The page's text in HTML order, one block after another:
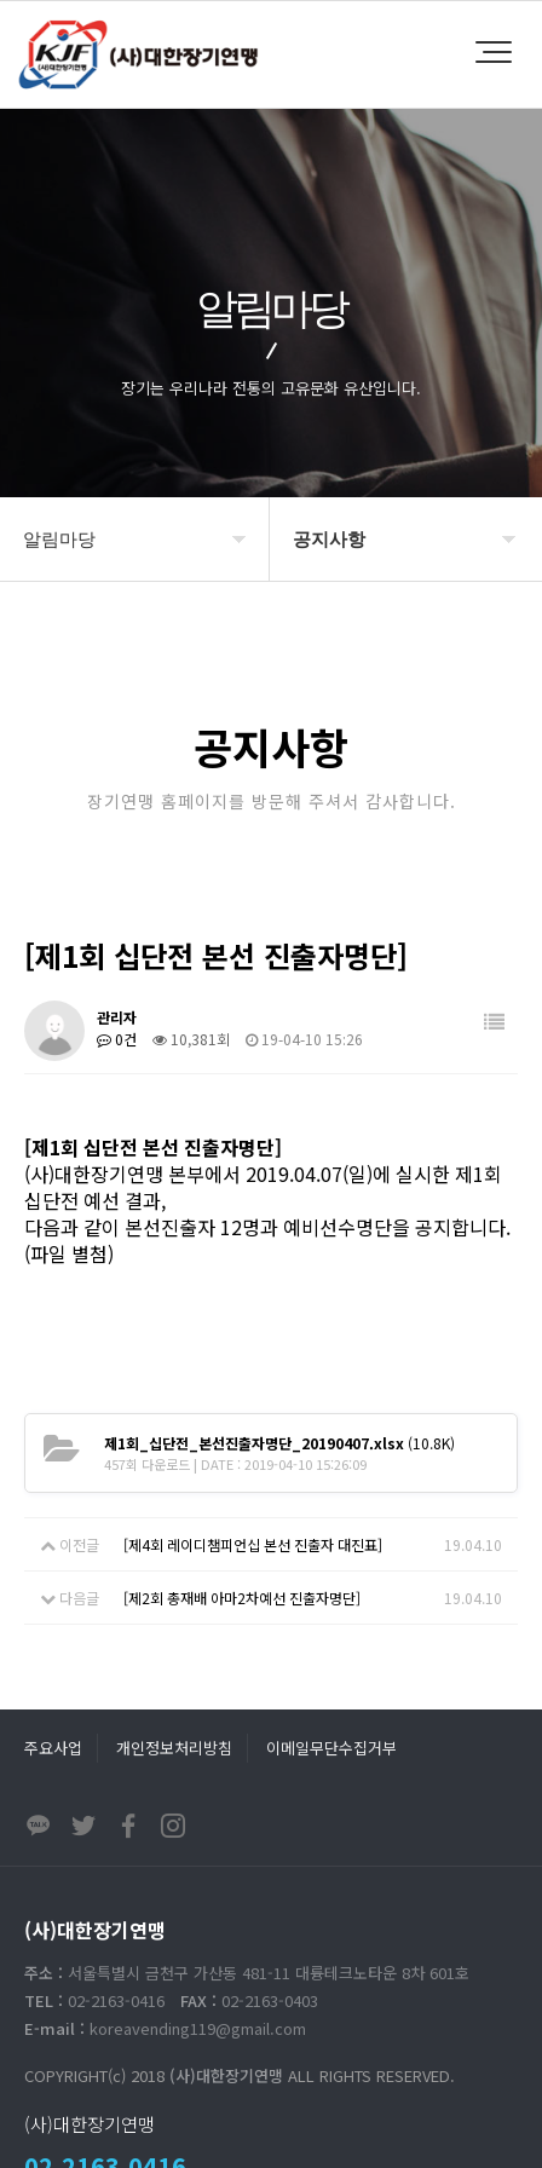
알림마당
장기는 우리나라 전통의 고유문화 유산입니다.
알림마당 공지사항
포토갤러리
공지사항
장기연맹 홈페이지를 방문해 주셔서 감사합니다.
​ [제1회 십단전 본선 진출자명단]
관리자
0건
10,381회 19-04-10 15:26
[제1회 십단전 본선 진출자명단]
(사)대한장기연맹 본부에서 2019.04.07(일)에 실시한 제1회
십단전 예선 결과,
다음과 같이 본선진출자 12명과 예비선수명단을 공지합니다.
(파일 별첨)
제1회_십단전_본선진출자명단_20190407.xlsx (10.8K)
457회 다운로드 | DATE : 2019-04-10 15:26:09
이전글 ​ [제4회 레이디챔피언십 본선 진출자 대진표] 19.04.10
다음글 [제2회 총재배 아마2차예선 진출자명단] 19.04.10
주요사업 개인정보처리방침 이메일무단수집거부
(사)대한장기연맹
주소 : 서울특별시 금천구 가산동 481-11 대륭테크노타운 8차 601호
TEL : 02-2163-0416 FAX : 02-2163-0403
E-mail : koreavending119@gmail.com
COPYRIGHT(c) 2018 (사)대한장기연맹 ALL RIGHTS RESERVED.
(사)대한장기연맹